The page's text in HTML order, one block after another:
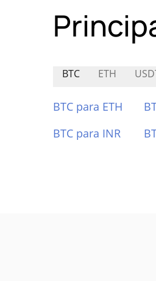
BTC ETH
BTC para ETH
BTC para INR